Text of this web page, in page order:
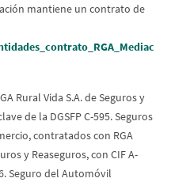
mantiene un contrato de
Rural Vida S.A. de Seguros y
de la DGSFP C-595. Seguros
contratados con RGA
y Reaseguros, con CIF A-
Seguro del Automóvil